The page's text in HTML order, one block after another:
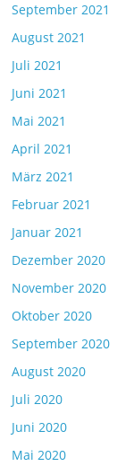
September 2021
August 2021
Juli 2021
Juni 2021
Mai 2021
April 2021
März 2021
Februar 2021
Januar 2021
Dezember 2020
November 2020
Oktober 2020
September 2020
August 2020
Juli 2020
Juni 2020
Mai 2020